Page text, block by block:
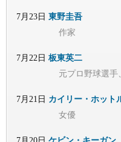
7月23日 東野圭吾
作家
7月22日 板東英二
元プロ野球選手
7月21日 カイリー・ホット
女優